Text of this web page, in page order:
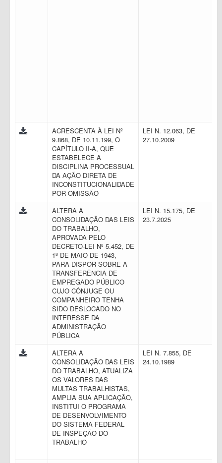
ACRESCENTA À LEI Nº
9.868, DE 10.11.199, O
CAPÍTULO II-A, QUE
ESTABELECE A
DISCIPLINA PROCESSUAL
DA AÇÃO DIRETA DE
INCONSTITUCIONALIDADE
POR OMISSÃO
LEI N. 12.063, DE
27.10.2009
ALTERA A
CONSOLIDAÇÃO DAS LEIS
DO TRABALHO,
APROVADA PELO
DECRETO-LEI Nº 5.452, DE
1º DE MAIO DE 1943,
PARA DISPOR SOBRE A
TRANSFERÊNCIA DE
EMPREGADO PÚBLICO
CUJO CÔNJUGE OU
COMPANHEIRO TENHA
SIDO DESLOCADO NO
INTERESSE DA
ADMINISTRAÇÃO
PÚBLICA
LEI N. 15.175, DE
23.7.2025
ALTERA A
CONSOLIDAÇÃO DAS LEIS
DO TRABALHO, ATUALIZA
OS VALORES DAS
MULTAS TRABALHISTAS,
AMPLIA SUA APLICAÇÃO,
INSTITUI O PROGRAMA
DE DESENVOLVIMENTO
DO SISTEMA FEDERAL
DE INSPEÇÃO DO
TRABALHO
LEI N. 7.855, DE
24.10.1989